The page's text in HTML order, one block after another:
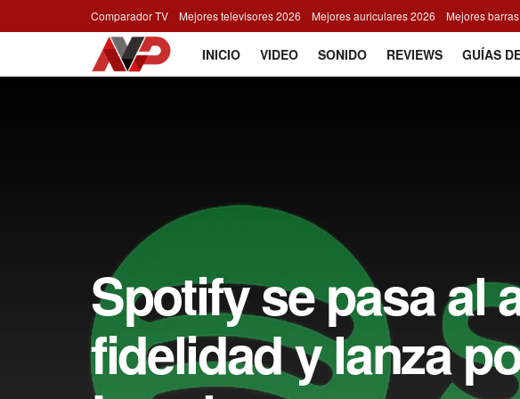
Comparador TV Mejores televisores 2026 Mejores auriculares 2026 Mejores
INICIO VIDEO SONIDO REVIEWS GUÍAS
Spotify se pasa al
fidelidad y lanza